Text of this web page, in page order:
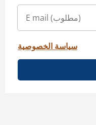
سياسة الخصوصية